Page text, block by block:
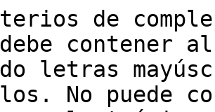
de
contener
letras
No puede